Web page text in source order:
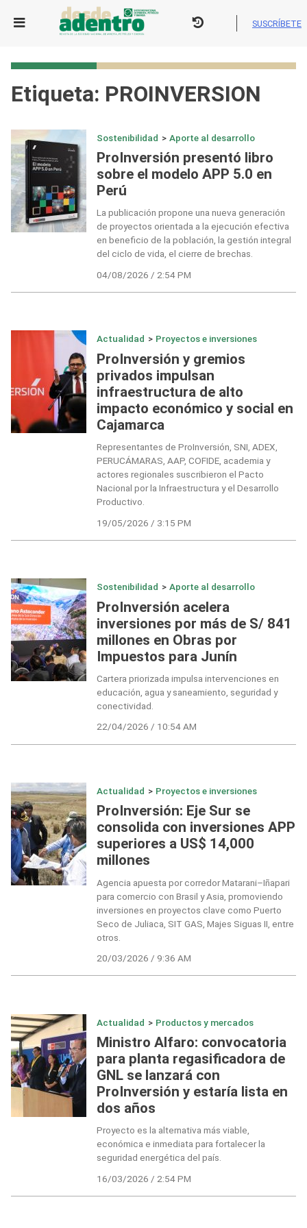
SUSCRÍBETE
Etiqueta: PROINVERSION
Sostenibilidad > Aporte al desarrollo
ProInversión presentó libro
sobre el modelo APP 5.0 en
Perú
La publicación propone una nueva generación
de proyectos orientada a la ejecución efectiva
en beneficio de la población, la gestión integral
del ciclo de vida, el cierre de brechas.
04/08/2026 / 2:54 PM
Actualidad > Proyectos e inversiones
ProInversión y gremios
privados impulsan
infraestructura de alto
impacto económico y social en
Cajamarca
Representantes de ProInversión, SNI, ADEX,
PERUCÁMARAS, AAP, COFIDE, academia y
actores regionales suscribieron el Pacto
Nacional por la Infraestructura y el Desarrollo
Productivo.
19/05/2026 / 3:15 PM
Sostenibilidad > Aporte al desarrollo
ProInversión acelera
inversiones por más de S/ 841
millones en Obras por
Impuestos para Junín
Cartera priorizada impulsa intervenciones en
educación, agua y saneamiento, seguridad y
conectividad.
22/04/2026 / 10:54 AM
Actualidad > Proyectos e inversiones
ProInversión: Eje Sur se
consolida con inversiones APP
superiores a US$ 14,000
millones
Agencia apuesta por corredor Matarani–Iñapari
para comercio con Brasil y Asia, promoviendo
inversiones en proyectos clave como Puerto
Seco de Juliaca, SIT GAS, Majes Siguas II, entre
otros.
20/03/2026 / 9:36 AM
Actualidad > Productos y mercados
Ministro Alfaro: convocatoria
para planta regasificadora de
GNL se lanzará con
ProInversión y estaría lista en
dos años
Proyecto es la alternativa más viable,
económica e inmediata para fortalecer la
seguridad energética del país.
16/03/2026 / 2:54 PM